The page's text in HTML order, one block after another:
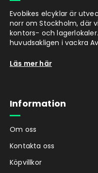
Evobikes elcyklar är
norr om Stockholm, där
kontors- och
huvudsakligen i vackra
Läs mer här
Information
Om oss
Kontakta oss
Köpvillkor